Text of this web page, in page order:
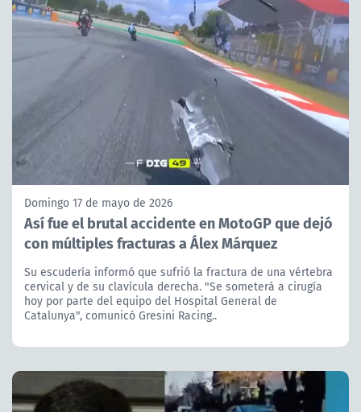
Domingo 17 de mayo de 2026
Así fue el brutal accidente en MotoGP que dejó
con múltiples fracturas a Álex Márquez
Su escudería informó que sufrió la fractura de una vértebra
cervical y de su clavícula derecha. "Se someterá a cirugía
hoy por parte del equipo del Hospital General de
Catalunya", comunicó Gresini Racing..